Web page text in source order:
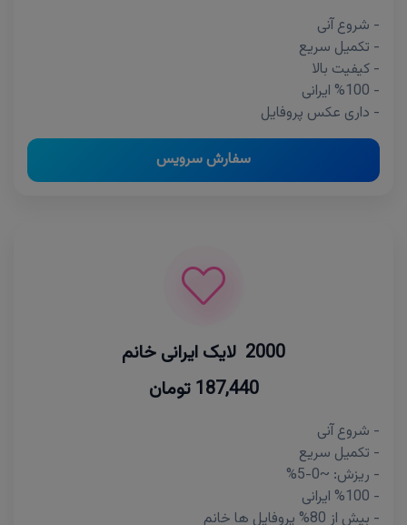
- شروع آنی
- تکمیل سریع
- کیفیت بالا
- %100 ایرانی
- داری عکس پروفایل
سفارش سرویس
2000 لایک ایرانی خانم
187,440 تومان
- شروع آنی
- تکمیل سریع
- ریزش: ~0-5%
- %100 ایرانی
- بیش از 80% پروفایل ها خانم